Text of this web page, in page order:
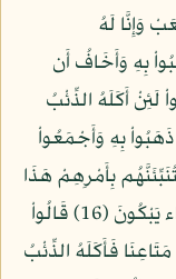
وَإِنَّا لَهُ
بِهِ وَأَخَافُ أَن
عَنْهُ غَافِلُونَ (13) قَالُواْ لَئِنْ أَكَلَهُ الذِّئْبُ
لَّخَاسِرُونَ (14) فَلَمَّا ذَهَبُواْ بِهِ وَأَجْمَعُواْ
بِأَمْرِهِمْ هَذَا
وَهُمْ لاَ يَشْعُرُونَ (15) وَجَاؤُواْ أَبَاهُمْ عِشَاء يَبْكُونَ (16) قَالُواْ
فَأَكَلَهُ الذِّئْبُ